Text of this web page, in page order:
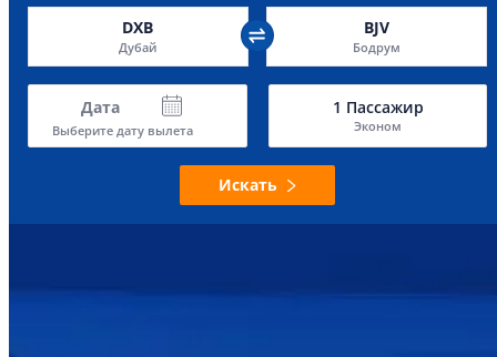
DXB
Дубай
BJV
Бодрум
Дата
Выберите дату вылета
1 Пассажир
Эконом
Искать